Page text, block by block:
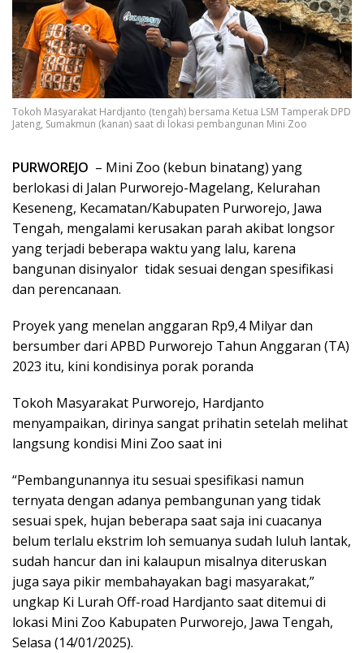
Tokoh Masyarakat Hardjanto (tengah) bersama Ketua LSM Tamperak DPD
Jateng, Sumakmun (kanan) saat di lokasi pembangunan Mini Zoo
PURWOREJO – Mini Zoo (kebun binatang) yang
berlokasi di Jalan Purworejo-Magelang, Kelurahan
Keseneng, Kecamatan/Kabupaten Purworejo, Jawa
Tengah, mengalami kerusakan parah akibat longsor
yang terjadi beberapa waktu yang lalu, karena
bangunan disinyalor tidak sesuai dengan spesifikasi
dan perencanaan.
Proyek yang menelan anggaran Rp9,4 Milyar dan
bersumber dari APBD Purworejo Tahun Anggaran (TA)
2023 itu, kini kondisinya porak poranda
Tokoh Masyarakat Purworejo, Hardjanto
menyampaikan, dirinya sangat prihatin setelah melihat
langsung kondisi Mini Zoo saat ini
“Pembangunannya itu sesuai spesifikasi namun
ternyata dengan adanya pembangunan yang tidak
sesuai spek, hujan beberapa saat saja ini cuacanya
belum terlalu ekstrim loh semuanya sudah luluh lantak,
sudah hancur dan ini kalaupun misalnya diteruskan
juga saya pikir membahayakan bagi masyarakat,”
ungkap Ki Lurah Off-road Hardjanto saat ditemui di
lokasi Mini Zoo Kabupaten Purworejo, Jawa Tengah,
Selasa (14/01/2025).